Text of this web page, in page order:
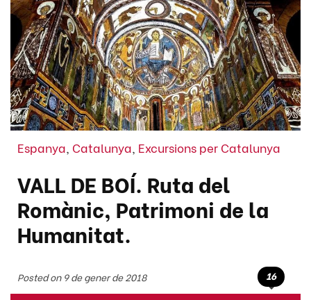
Espanya, Catalunya, Excursions per Catalunya
VALL DE BOÍ. Ruta del
Romànic, Patrimoni de la
Humanitat.
Posted on 9 de gener de 2018 16